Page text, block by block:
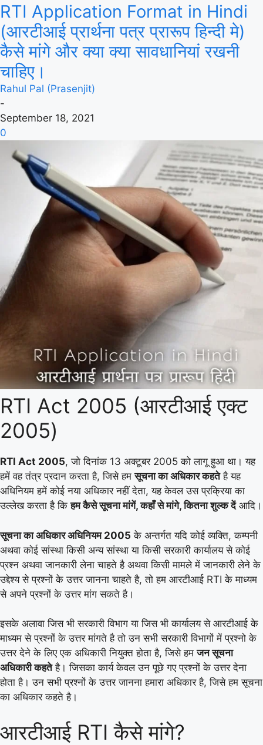
RTI Application Format in Hindi
(आरटीआई प्रार्थना पत्र प्रारूप हिन्दी मे)
कैसे मांगे और क्या क्या सावधानियां रखनी
चाहिए।
Rahul Pal (Prasenjit)
-
September 18, 2021
0
RTI Act 2005 (आरटीआई एक्ट
2005)
RTI Act 2005, जो दिनांक 13 अक्टूबर 2005 को लागू हुआ था। यह
हमें वह तंत्र प्रदान करता है, जिसे हमसूचना का अधिकार कहतेहै यह
अधिनियम हमें कोई नया अधिकार नहीं देता, यह केवल उस प्रक्रिया का
उल्लेख करता है किहम कैसे सूचना मांगें, कहाँ से मांगे, कितना शुल्क देंआदि।
सूचना का अधिकार अधिनियम 2005 के अन्तर्गत यदि कोई व्यक्ति, कम्पनी
अथवा कोई सांस्था किसी अन्य सांस्था या किसी सरकारी कार्यालय से कोई
प्रश्न अथवा जानकारी लेना चाहते है अथवा किसी मामले में जानकारी लेने के
उद्देश्य से प्रश्नों के उत्तर जानना चाहते है, तो हम आरटीआई RTI के माध्यम
से अपने प्रश्नों के उत्तर मांग सकते है।
इसके अलावा जिस भी सरकारी विभाग या जिस भी कार्यालय से आरटीआई के
माध्यम से प्रश्नों के उत्तर मांगते है तो उन सभी सरकारी विभागों में प्रश्नो के
उत्तर देने के लिए एक अधिकारी नियुक्त होता है, जिसे हमजन सूचना
अधिकारी कहतेहै। जिसका कार्य केवल उन पूछे गए प्रश्नों के उत्तर देना
होता है। उन सभी प्रश्नों के उत्तर जानना हमारा अधिकार है, जिसे हम सूचना
का अधिकार कहते है।
आरटीआई RTI कैसे मांगे?